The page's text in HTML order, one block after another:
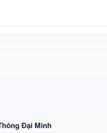
Đại Minh